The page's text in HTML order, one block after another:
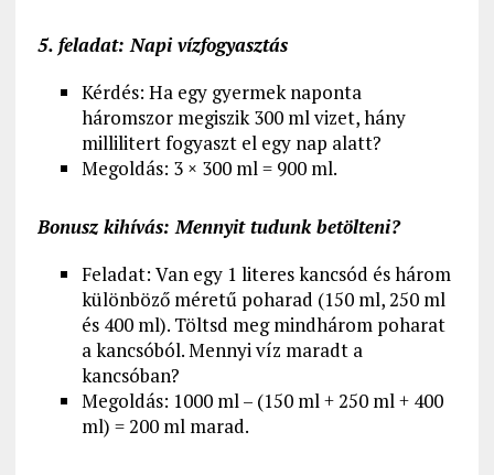
5. feladat: Napi vízfogyasztás
Kérdés: Ha egy gyermek naponta
háromszor megiszik 300 ml vizet, hány
millilitert fogyaszt el egy nap alatt?
Megoldás: 3 × 300 ml = 900 ml.
Bonusz kihívás: Mennyit tudunk betölteni?
Feladat: Van egy 1 literes kancsód és három
különböző méretű poharad (150 ml, 250 ml
és 400 ml). Töltsd meg mindhárom poharat
a kancsóból. Mennyi víz maradt a
kancsóban?
Megoldás: 1000 ml – (150 ml + 250 ml + 400
ml) = 200 ml marad.